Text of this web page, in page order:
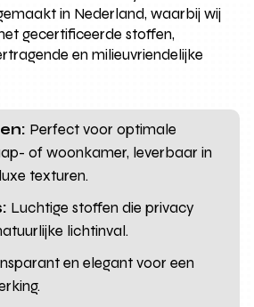
in Nederland, waarbij wij
gecertificeerde stoffen,
en milieuvriendelijke
Perfect voor optimale
of woonkamer, leverbaar in
texturen.
Luchtige stoffen die privacy
lichtinval.
en elegant voor een